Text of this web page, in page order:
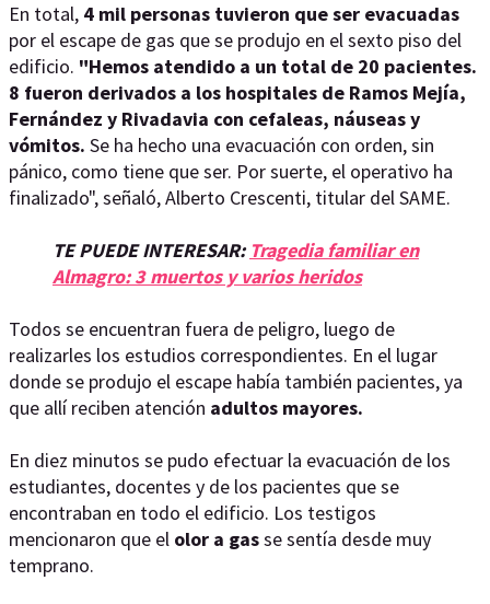
En total, 4 mil personas tuvieron que ser evacuadas
por el escape de gas que se produjo en el sexto piso del
edificio. "Hemos atendido a un total de 20 pacientes.
8 fueron derivados a los hospitales de Ramos Mejía,
Fernández y Rivadavia con cefaleas, náuseas y
vómitos. Se ha hecho una evacuación con orden, sin
pánico, como tiene que ser. Por suerte, el operativo ha
finalizado", señaló, Alberto Crescenti, titular del SAME.
TE PUEDE INTERESAR: Tragedia familiar en
Almagro: 3 muertos y varios heridos
Todos se encuentran fuera de peligro, luego de
realizarles los estudios correspondientes. En el lugar
donde se produjo el escape había también pacientes, ya
que allí reciben atención adultos mayores.
En diez minutos se pudo efectuar la evacuación de los
estudiantes, docentes y de los pacientes que se
encontraban en todo el edificio. Los testigos
mencionaron que el olor a gasse sentía desde muy
temprano.